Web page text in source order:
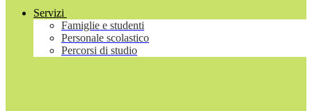
Servizi
Famiglie e studenti
Personale scolastico
Percorsi di studio